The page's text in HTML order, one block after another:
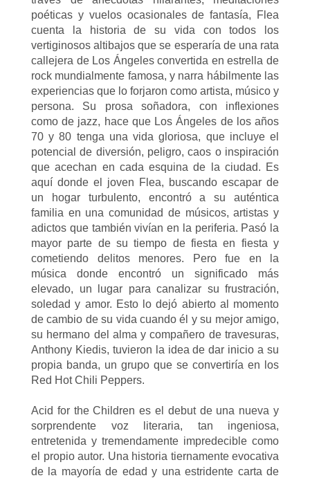
poéticas y vuelos ocasionales de fantasía, Flea
cuenta la historia de su vida con todos los
vertiginosos altibajos que se esperaría de una rata
callejera de Los Ángeles convertida en estrella de
rock mundialmente famosa, y narra hábilmente las
experiencias que lo forjaron como artista, músico y
persona. Su prosa soñadora, con inflexiones
como de jazz, hace que Los Ángeles de los años
70 y 80 tenga una vida gloriosa, que incluye el
potencial de diversión, peligro, caos o inspiración
que acechan en cada esquina de la ciudad. Es
aquí donde el joven Flea, buscando escapar de
un hogar turbulento, encontró a su auténtica
familia en una comunidad de músicos, artistas y
adictos que también vivían en la periferia. Pasó la
mayor parte de su tiempo de fiesta en fiesta y
cometiendo delitos menores. Pero fue en la
música donde encontró un significado más
elevado, un lugar para canalizar su frustración,
soledad y amor. Esto lo dejó abierto al momento
de cambio de su vida cuando él y su mejor amigo,
su hermano del alma y compañero de travesuras,
Anthony Kiedis, tuvieron la idea de dar inicio a su
propia banda, un grupo que se convertiría en los
Red Hot Chili Peppers.
Acid for the Children es el debut de una nueva y
sorprendente voz literaria, tan ingeniosa,
entretenida y tremendamente impredecible como
el propio autor. Una historia tiernamente evocativa
de la mayoría de edad y una estridente carta de